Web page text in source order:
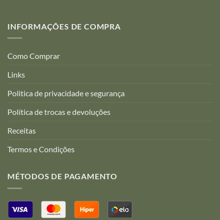
INFORMAÇÕES DE COMPRA
Como Comprar
Links
Politica de privacidade e segurança
Política de trocas e devoluções
Receitas
Termos e Condições
MÉTODOS DE PAGAMENTO